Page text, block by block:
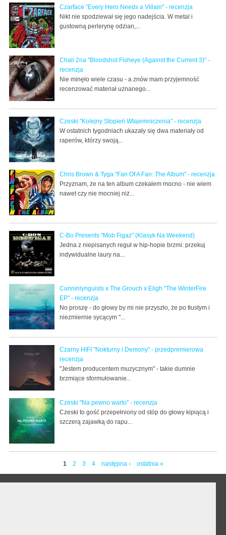
Czarface "Every Hero Needs a Villain" - recenzja
Nikt nie spodziewał się jego nadejścia. W metal i
gustowną perlerynę odzian,...
Chali 2na "Bloodshot Fisheye (Against the Current 3)" -
recenzja
Nie minęło wiele czasu - a znów mam przyjemność
recenzować materiał uznanego...
Czeski "Kolejny Stopień Wtajemniczenia" - recenzja
W ostatnich tygodniach ukazały się dwa materiały od
raperów, którzy swoją...
Chris Brown & Tyga "Fan Of A Fan: The Album" - recenzja
Przyznam, że na ten album czekałem mocno - nie wiem
nawet czy nie mocniej niż...
C-Bo Presents "Mob Figaz" (Klasyk Na Weekend)
Jedna z niepisanych reguł w hip-hopie brzmi: przekuj
indywidualne laury na...
Cunninlynguists x The Grouch x Eligh "The WinterFire
EP" - recenzja
No proszę - do głowy by mi nie przyszło, że po tłustym i
niezmiernie sycącym "...
Czarny HIFI "Nokturny i Demony" - przedpremierowa
recenzja
"Jestem producentem muzycznym" - takie dumnie
brzmiące sformułowanie...
Czeski "Na pewno warto" - recenzja
Czeski to gość przepełniony od stóp do głowy kipiącą i
szczerą zajawką do rapu...
1 2 3 4 następna › ostatnia »